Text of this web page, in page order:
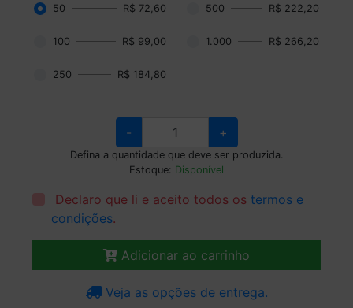
50 R$ 72,60 500 R$ 222,20
100 R$ 99,00 1.000 R$ 266,20
250 R$ 184,80
- +
Defina a quantidade que deve ser produzida.
Estoque: Disponível
Declaro que li e aceito todos ostermos e
condições.
Adicionar ao carrinho
Veja as opções de entrega.